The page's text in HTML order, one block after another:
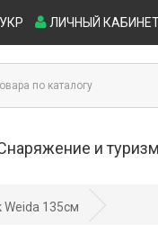
ЛИЧНЫЙ
УКР
и туризм
и стулья (4)
Weida 135см